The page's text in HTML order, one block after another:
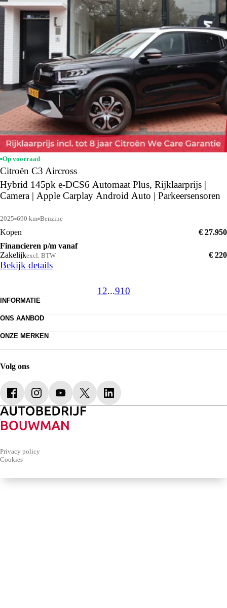
Op voorraad
Citroën C3 Aircross
Hybrid 145pk e-DCS6 Automaat Plus, Rijklaarprijs |
Camera | Apple Carplay Android Auto | Parkeersensoren
2025 690 km Benzine
Kopen
€ 27.950
Financieren p/m vanaf
Zakelijkexcl. BTW € 220
Bekijk details
1 2...910
INFORMATIE
Nieuws & acties
Aangesloten bedrijven
Vacatures
ONS AANBOD
Onze merken
Lease & financieren
ONZE MERKEN
Opel
Abarth
Leapmotor
Volg ons
Privacy policy
Cookies